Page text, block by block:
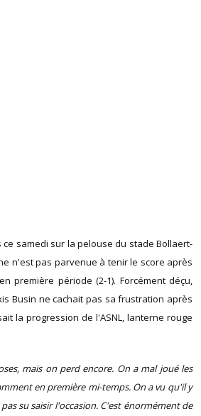
samedi sur la pelouse du stade Bollaert-
n'est pas parvenue à tenir le score après
première période (2-1). Forcément déçu,
Busin ne cachait pas sa frustration après
la progression de l'ASNL, lanterne rouge
mais on perd encore. On a mal joué les
en première mi-temps. On a vu qu'il y
su saisir l'occasion. C'est énormément de